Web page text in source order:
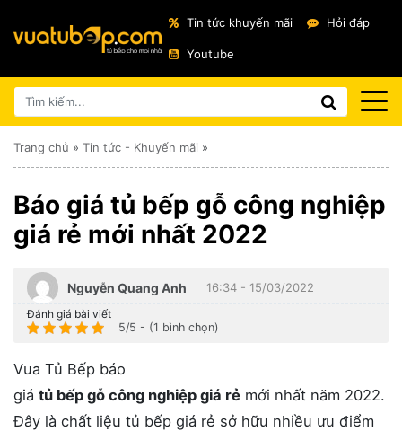
Tin tức khuyến mãi Hỏi đáp
Youtube
Trang chủ » Tin tức - Khuyến mãi »
Báo giá tủ bếp gỗ công nghiệp
giá rẻ mới nhất 2022
Nguyễn Quang Anh 16:34 - 15/03/2022
Đánh giá bài viết
5/5 - (1 bình chọn)
Vua Tủ Bếp báo
giá tủ bếp gỗ công nghiệp giá rẻ mới nhất năm 2022.
Đây là chất liệu tủ bếp giá rẻ sở hữu nhiều ưu điểm